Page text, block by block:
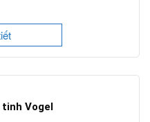
Vogel